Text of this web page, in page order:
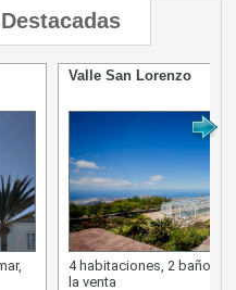
Valle San Lorenzo
4 habitaciones, 2 baños,
la venta